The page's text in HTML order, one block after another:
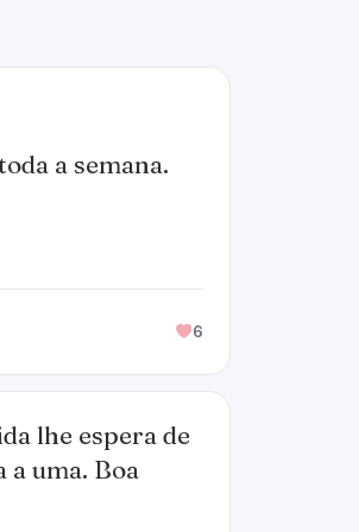
a semana.
6
lhe espera de
uma. Boa